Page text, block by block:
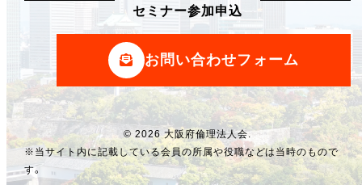
セミナー参加申込
お問い合わせフォーム
© 2026 大阪府倫理法人会.
※当サイト内に記載している会員の所属や役職などは当時のもので
す。